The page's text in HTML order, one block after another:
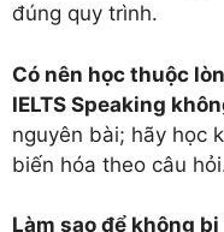
đúng quy trình.
Có nên học thuộc
IELTS Speaking
nguyên bài; hãy học
biến hóa theo câu
Làm sao để không